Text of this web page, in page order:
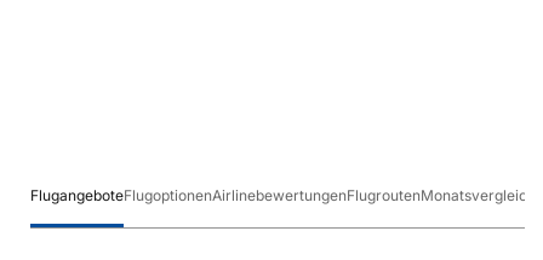
FlugangeboteFlugoptionenAirlinebewertungenFlugroutenMonatsvergleich